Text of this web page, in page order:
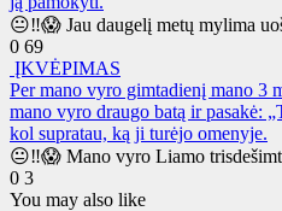
😐‼️😱 Jau daugelį metų mylima
0 69
ĮKVĖPIMAS
Per mano vyro gimtadienį mano 3
mano vyro draugo batą ir pasakė:
kol supratau, ką ji turėjo omenyje.
😐‼️😱 Mano vyro Liamo
0 3
You may also like